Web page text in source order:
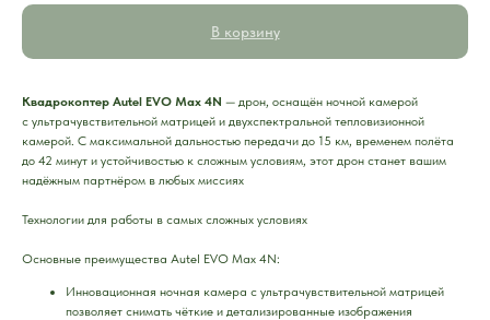
В корзину
Квадрокоптер Autel EVO Max 4N — дрон, оснащён ночной камерой
с ультрачувствительной матрицей и двухспектральной тепловизионной
камерой. С максимальной дальностью передачи до 15 км, временем полёта
до 42 минут и устойчивостью к сложным условиям, этот дрон станет вашим
надёжным партнёром в любых миссиях
Технологии для работы в самых сложных условиях
Основные преимущества Autel EVO Max 4N:
Инновационная ночная камера с ультрачувствительной матрицей
позволяет снимать чёткие и детализированные изображения